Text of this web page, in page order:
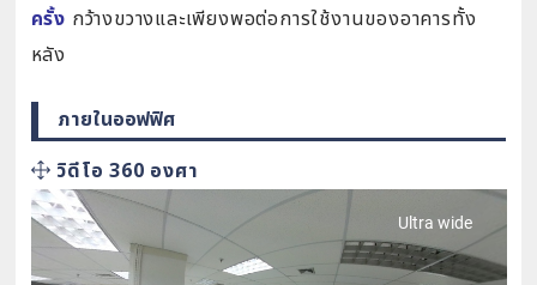
ครั้ง กว้างขวางและเพียงพอต่อการใช้งานของอาคารทั้ง
หลัง
ภายในออฟฟิศ
วิดีโอ 360 องศา